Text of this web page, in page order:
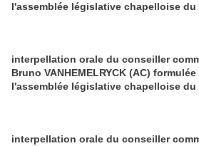
l'assemblée législative chapelloise du
interpellation orale du conseiller
Bruno VANHEMELRYCK (AC)
l'assemblée législative chapelloise du
interpellation orale du conseiller